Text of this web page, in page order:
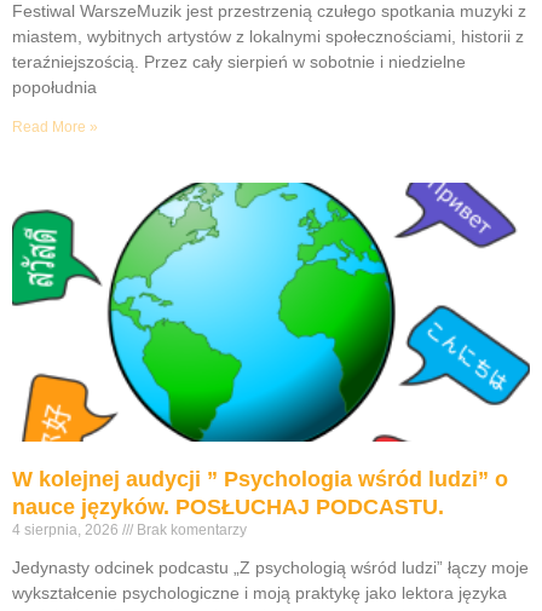
Festiwal WarszeMuzik jest przestrzenią czułego spotkania muzyki z
miastem, wybitnych artystów z lokalnymi społecznościami, historii z
teraźniejszością. Przez cały sierpień w sobotnie i niedzielne
popołudnia
Read More »
W kolejnej audycji ” Psychologia wśród ludzi” o
nauce języków. POSŁUCHAJ PODCASTU.
4 sierpnia, 2026 Brak komentarzy
Jedynasty odcinek podcastu „Z psychologią wśród ludzi” łączy moje
wykształcenie psychologiczne i moją praktykę jako lektora języka